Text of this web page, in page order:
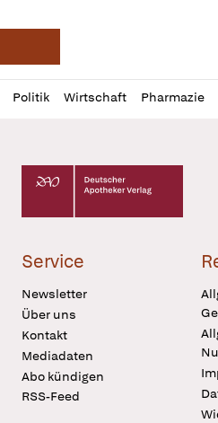
Deutsche Apotheker
Politik Wirtschaft Pharmazie
Profil
öffnen
Daz
Pur
Deutscher Apotheker Verlag
Service
Newsletter
Über uns
Kontakt
Mediadaten
Abo kündigen
RSS-Feed